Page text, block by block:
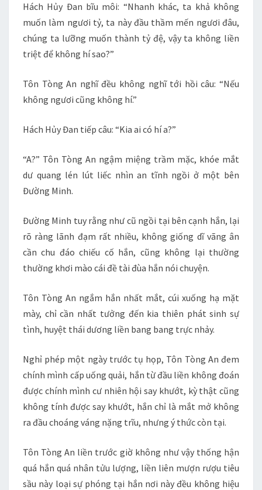
Hách Hủy Đan bĩu môi: “Nhanh khác, ta khả không
muốn làm ngươi tỷ, ta này đầu thầm mến ngươi đâu,
chúng ta lưỡng muốn thành tỷ đệ, vậy ta không liền
triệt để không hí sao?”
Tôn Tòng An nghĩ đều không nghĩ tới hồi câu: “Nếu
không ngươi cũng không hí.”
Hách Hủy Đan tiếp câu: “Kia ai có hí a?”
“A?” Tôn Tòng An ngậm miệng trầm mặc, khóe mắt
dư quang lén lút liếc nhìn an tĩnh ngồi ở một bên
Đường Minh.
Đường Minh tuy rằng như cũ ngồi tại bên cạnh hắn, lại
rõ ràng lãnh đạm rất nhiều, không giống dĩ vãng ân
cần chu đáo chiếu cố hắn, cũng không lại thường
thường khơi mào cái đề tài đùa hắn nói chuyện.
Tôn Tòng An ngắm hắn nhất mắt, cúi xuống hạ mặt
mày, chỉ cần nhất tưởng đến kia thiên phát sinh sự
tình, huyệt thái dương liền bang bang trực nhảy.
Nghỉ phép một ngày trước tụ họp, Tôn Tòng An đem
chính mình cấp uống quải, hắn từ đầu liền không đoán
được chính mình cư nhiên hội say khướt, kỳ thật cũng
không tính được say khướt, hắn chỉ là mắt mở không
ra đầu choáng váng nặng trĩu, nhưng ý thức còn tại.
Tôn Tòng An liền trước giờ không như vậy thống hận
quá hắn quá nhân tửu lượng, liền liên mượn rượu tiêu
sầu này loại sự phóng tại hắn nơi này đều không hiệu